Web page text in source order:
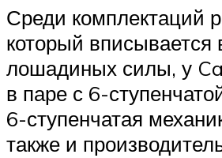
Среди комплектаций
который
лошадиных силы, у
в паре с 6-
6-ступенчатая
также и